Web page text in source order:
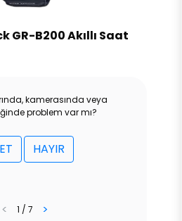
GR-B200 Akıllı Saat
kamerasında veya
problem var mı?
HAYIR
< 1 / 7 >